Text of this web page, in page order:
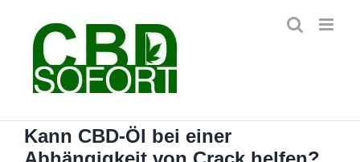
springen
Kann CBD-Öl bei einer